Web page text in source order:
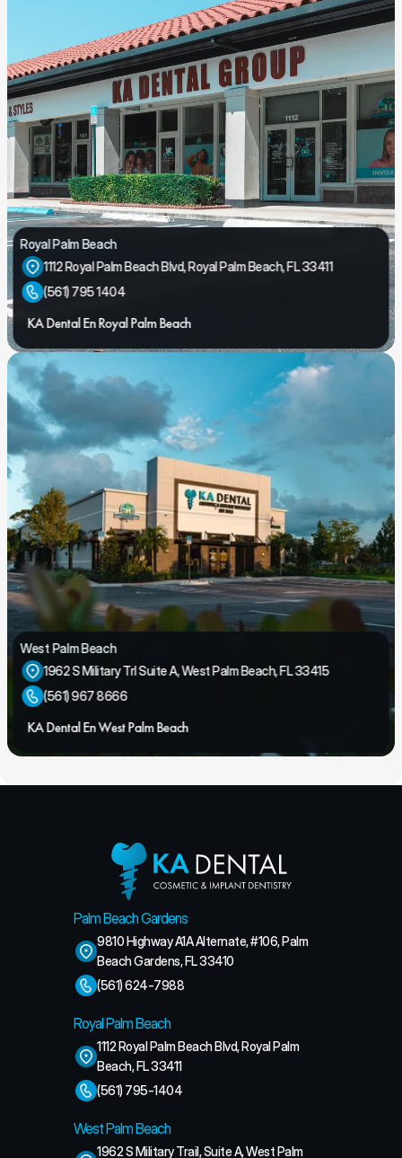
Royal Palm Beach
1112 Royal Palm Beach Blvd, Royal Palm Beach, FL 33411
(561) 795 1404
KA Dental En Royal Palm Beach
West Palm Beach
1962 S Military Trl Suite A, West Palm Beach, FL 33415
(561) 967 8666
KA Dental En West Palm Beach
Palm Beach Gardens
9810 Highway A1A Alternate, #106, Palm
Beach Gardens, FL 33410
(561) 624-7988
Royal Palm Beach
1112 Royal Palm Beach Blvd, Royal Palm
Beach, FL 33411
(561) 795-1404
West Palm Beach
1962 S Military Trail, Suite A, West Palm